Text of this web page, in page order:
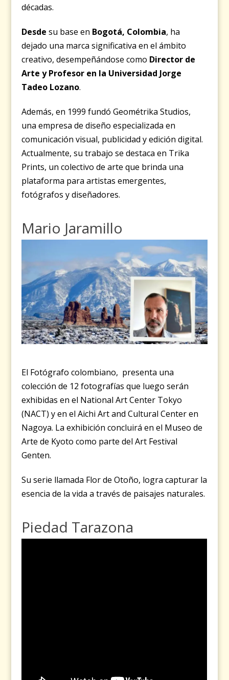
décadas.
Desde su base en Bogotá, Colombia, ha
dejado una marca significativa en el ámbito
creativo, desempeñándose como Director de
Arte y Profesor en la Universidad Jorge
Tadeo Lozano.
Además, en 1999 fundó Geométrika Studios,
una empresa de diseño especializada en
comunicación visual, publicidad y edición digital.
Actualmente, su trabajo se destaca en Trika
Prints, un colectivo de arte que brinda una
plataforma para artistas emergentes,
fotógrafos y diseñadores.
Mario Jaramillo
El Fotógrafo colombiano, presenta una
colección de 12 fotografías que luego serán
exhibidas en el National Art Center Tokyo
(NACT) y en el Aichi Art and Cultural Center en
Nagoya. La exhibición concluirá en el Museo de
Arte de Kyoto como parte del Art Festival
Genten.
Su serie llamada Flor de Otoño, logra capturar la
esencia de la vida a través de paisajes naturales.
Piedad Tarazona